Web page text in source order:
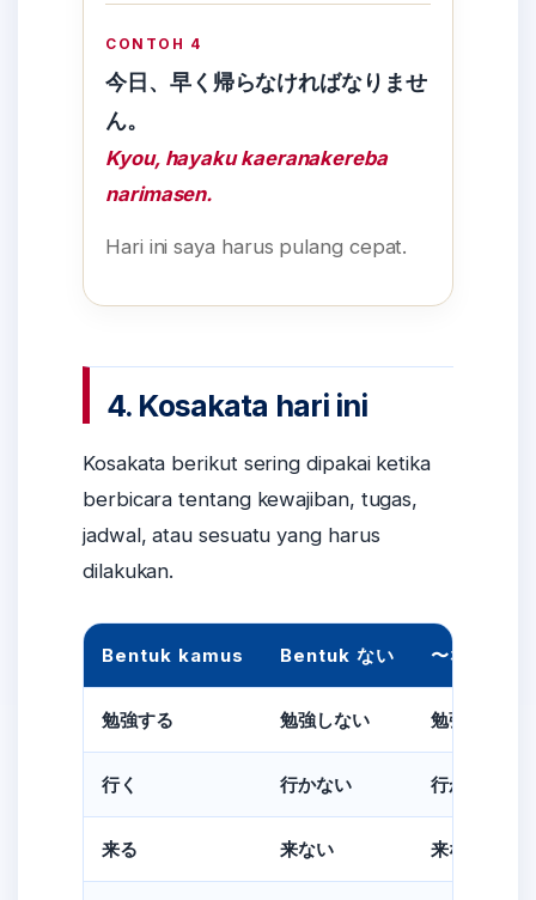
CONTOH 4
今日、早く帰らなければなりませ
ん。
Kyou, hayaku kaeranakereba
narimasen.
Hari ini saya harus pulang cepat.
4. Kosakata hari ini
Kosakata berikut sering dipakai ketika
berbicara tentang kewajiban, tugas,
jadwal, atau sesuatu yang harus
dilakukan.
Bentuk kamus Bentuk ない 〜なければ
勉強する 勉強しない 勉強しなけ
行く 行かない 行かなけれ
来る 来ない 来なければ